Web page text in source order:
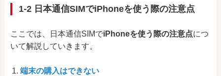
1-2 日本通信SIMでiPhoneを使う際の注意点
ここでは、日本通信SIMでiPhoneを使う際の注意点につ
いて解説していきます。
端末の購入はできない